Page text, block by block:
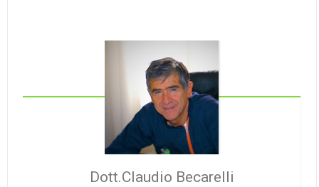
Dott.Claudio Becarelli